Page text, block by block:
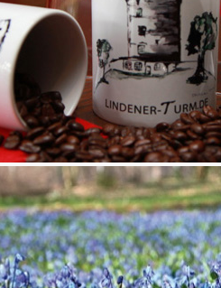
einige auch nur für die
Heuer mit ihren
verkaufen
viele schöne Dinge
des Tierschutzes
vonKatja Heuer
ihr, über Facebook (Katja
Sie Alle,
Turm Team